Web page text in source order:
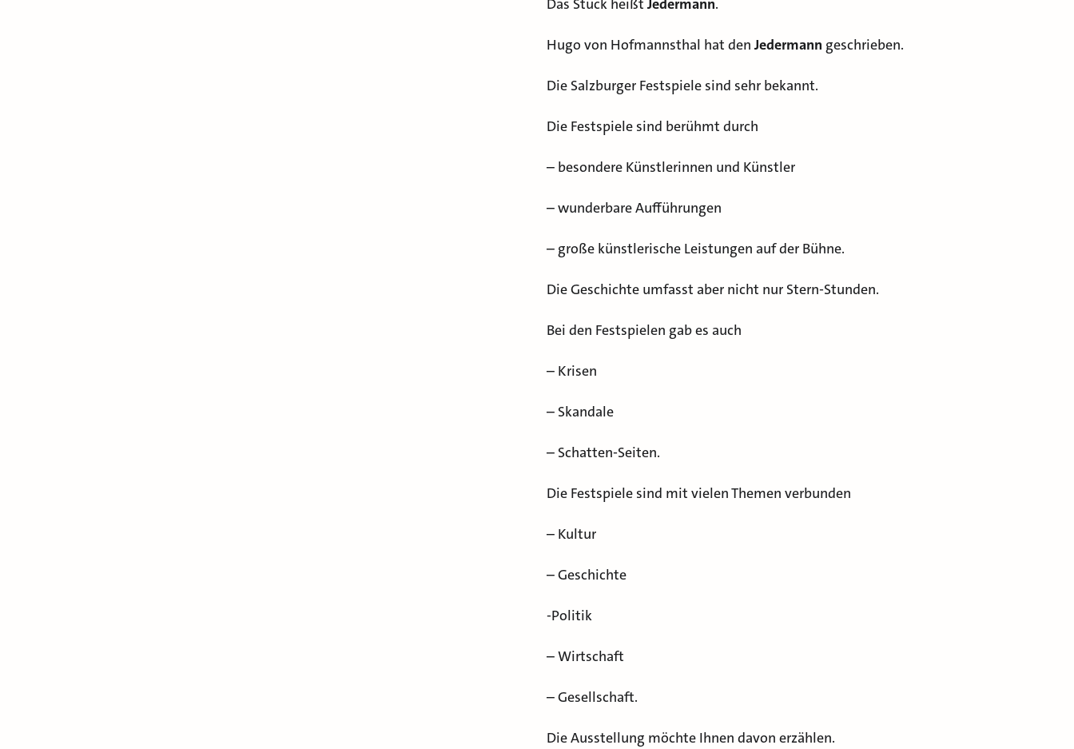
Das Stück heißt Jedermann.
Hugo von Hofmannsthal hat den Jedermann geschrieben.
Die Salzburger Festspiele sind sehr bekannt.
Die Festspiele sind berühmt durch
– besondere Künstlerinnen und Künstler
– wunderbare Aufführungen
– große künstlerische Leistungen auf der Bühne.
Die Geschichte umfasst aber nicht nur Stern-Stunden.
Bei den Festspielen gab es auch
– Krisen
– Skandale
– Schatten-Seiten.
Die Festspiele sind mit vielen Themen verbunden
– Kultur
– Geschichte
-Politik
– Wirtschaft
– Gesellschaft.
Die Ausstellung möchte Ihnen davon erzählen.